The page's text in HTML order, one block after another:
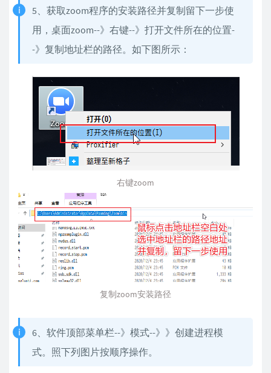
5、获取zoom程序的安装路径并复制留下一步使
用，桌面zoom--》右键--》打开文件所在的位置-
-》复制地址栏的路径。如下图所示：
右键zoom
复制zoom安装路径
6、软件顶部菜单栏--》模式--》》创建进程模
式。照下列图片按顺序操作。